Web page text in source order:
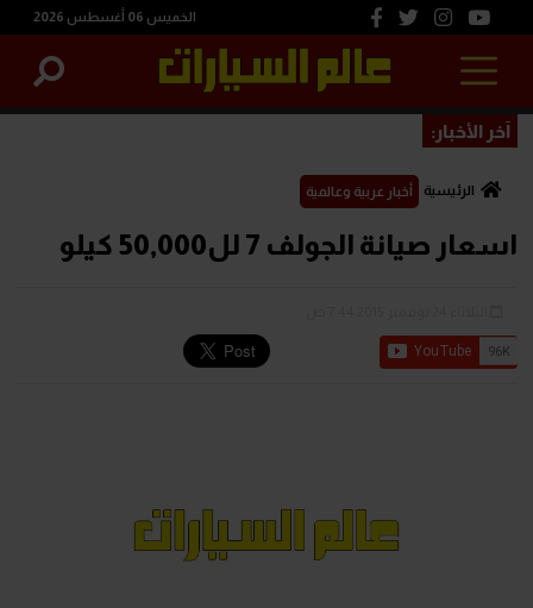
الخميس 06 أغسطس 2026
آخر الأخبار:
الرئيسية أخبار عربية وعالمية
اسعار صيانة الجولف 7 لل50,000 كيلو